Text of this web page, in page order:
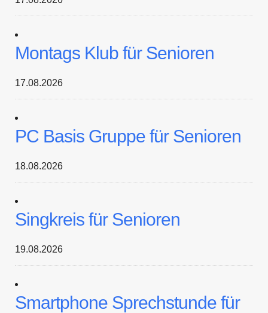
Montags Klub für Senioren
17.08.2026
PC Basis Gruppe für Senioren
18.08.2026
Singkreis für Senioren
19.08.2026
Smartphone Sprechstunde für